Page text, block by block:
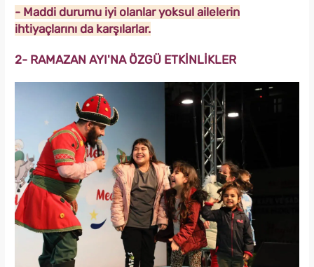
- Maddi durumu iyi olanlar yoksul ailelerin
ihtiyaçlarını da karşılarlar.
2- RAMAZAN AYI'NA ÖZGÜ ETKİNLİKLER